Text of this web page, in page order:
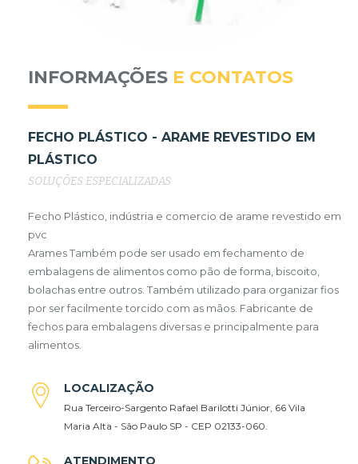
INFORMAÇÕES E CONTATOS
FECHO PLÁSTICO - ARAME REVESTIDO EM
PLÁSTICO
SOLUÇÕES ESPECIALIZADAS
Fecho Plástico, indústria e comercio de arame revestido em
pvc
Arames Também pode ser usado em fechamento de
embalagens de alimentos como pão de forma, biscoito,
bolachas entre outros. Também utilizado para organizar fios
por ser facilmente torcido com as mãos. Fabricante de
fechos para embalagens diversas e principalmente para
alimentos.
LOCALIZAÇÃO
Rua Terceiro-Sargento Rafael Barilotti Júnior, 66 Vila
Maria Alta - São Paulo SP - CEP 02133-060.
ATENDIMENTO